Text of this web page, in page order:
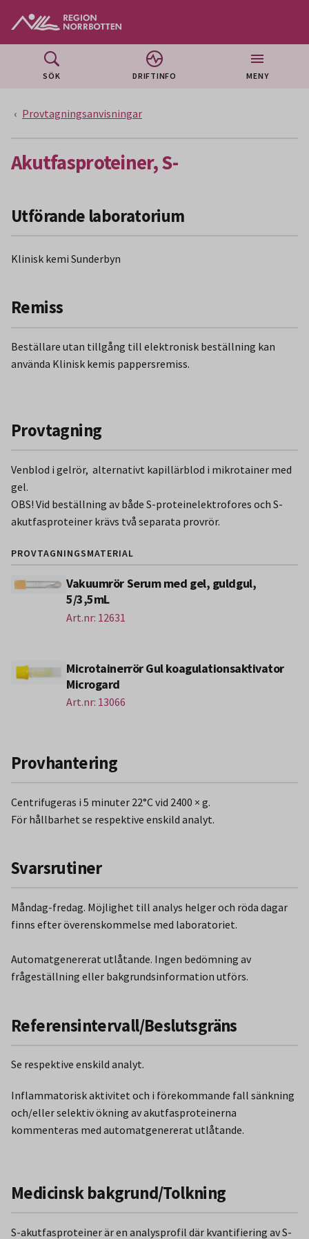
SÖK DRIFTINFO MENY
Provtagningsanvisningar
Akutfasproteiner, S-
Utförande laboratorium
Klinisk kemi Sunderbyn
Remiss
Beställare utan tillgång till elektronisk beställning kan
använda Klinisk kemis pappersremiss.
Provtagning
Venblod i gelrör, alternativt kapillärblod i mikrotainer med
gel.
OBS! Vid beställning av både S-proteinelektrofores och S-
akutfasproteiner krävs två separata provrör.
PROVTAGNINGSMATERIAL
Vakuumrör Serum med gel, guldgul,
5/3,5mL
Art.nr: 12631
Microtainerrör Gul koagulationsaktivator
Microgard
Art.nr: 13066
Provhantering
Centrifugeras i 5 minuter 22°C vid 2400 × g.
För hållbarhet se respektive enskild analyt.
Svarsrutiner
Måndag-fredag. Möjlighet till analys helger och röda dagar
finns efter överenskommelse med laboratoriet.
Automatgenererat utlåtande. Ingen bedömning av
frågeställning eller bakgrundsinformation utförs.
Referensintervall/Beslutsgräns
Se respektive enskild analyt.
Inflammatorisk aktivitet och i förekommande fall sänkning
och/eller selektiv ökning av akutfasproteinerna
kommenteras med automatgenererat utlåtande.
Medicinsk bakgrund/Tolkning
S-akutfasproteiner är en analysprofil där kvantifiering av S-